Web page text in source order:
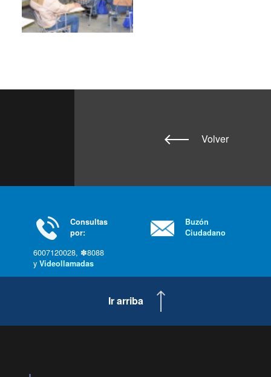
Volver
Consultas
por:
6007120028, ✽8088
y Videollamadas
Buzón
Ciudadano
Ir arriba